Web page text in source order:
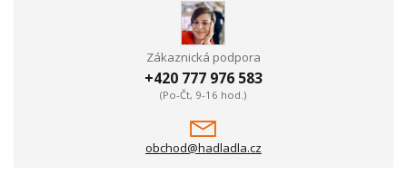
Zákaznická podpora
+420 777 976 583
(Po-Čt, 9-16 hod.)
obchod@hadladla.cz